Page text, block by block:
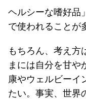
ヘルシーな嗜好品
で使われることが
もちろん、考え方
まには自分を甘や
康やウェルビーイ
たい。事実、世界